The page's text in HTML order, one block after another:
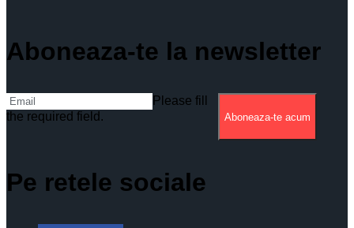
Aboneaza-te la newsletter
Please fill
the required field.
Aboneaza-te acum
Pe retele sociale